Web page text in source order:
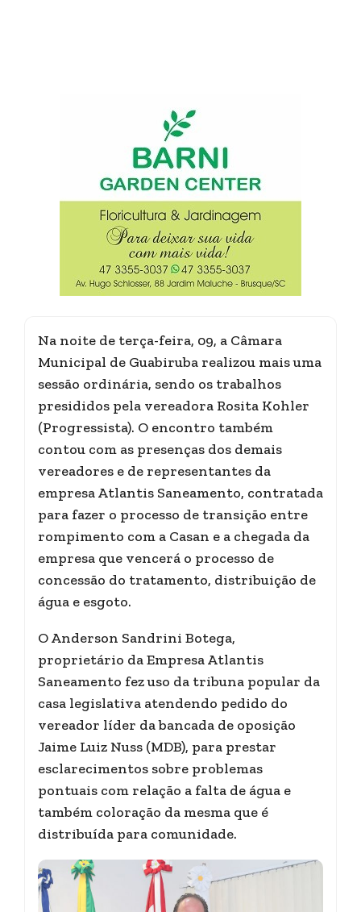
Na noite de terça-feira, 09, a Câmara
Municipal de Guabiruba realizou mais uma
sessão ordinária, sendo os trabalhos
presididos pela vereadora Rosita Kohler
(Progressista). O encontro também
contou com as presenças dos demais
vereadores e de representantes da
empresa Atlantis Saneamento, contratada
para fazer o processo de transição entre
rompimento com a Casan e a chegada da
empresa que vencerá o processo de
concessão do tratamento, distribuição de
água e esgoto.
O Anderson Sandrini Botega,
proprietário da Empresa Atlantis
Saneamento fez uso da tribuna popular da
casa legislativa atendendo pedido do
vereador líder da bancada de oposição
Jaime Luiz Nuss (MDB), para prestar
esclarecimentos sobre problemas
pontuais com relação a falta de água e
também coloração da mesma que é
distribuída para comunidade.